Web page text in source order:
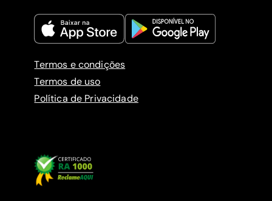
Termos e condições
Termos de uso
Política de Privacidade